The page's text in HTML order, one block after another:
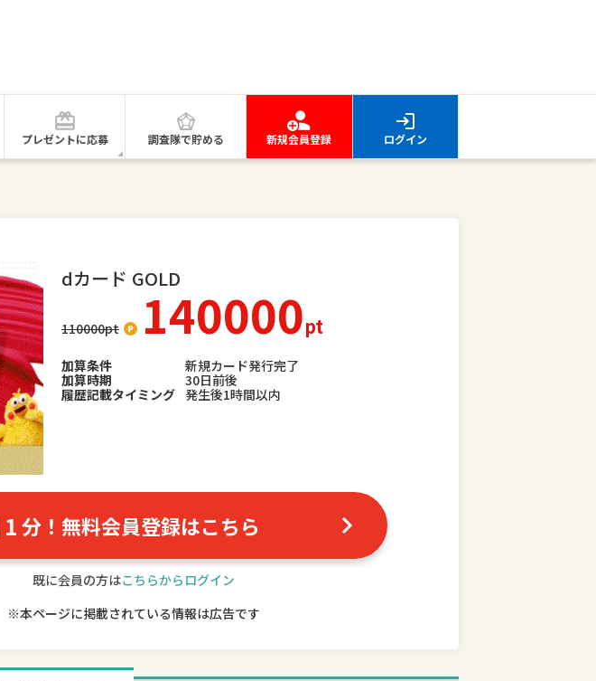
プレゼントに応募 調査隊で貯める 新規会員登録 ログイン
dカード GOLD
110000pt 140000pt
加算条件
新規カード発行完了
加算時期
30日前後
履歴記載タイミング 発生後1時間以内
1分！無料会員登録はこちら
既に会員の方はこちらからログイン
※本ページに掲載されている情報は広告です